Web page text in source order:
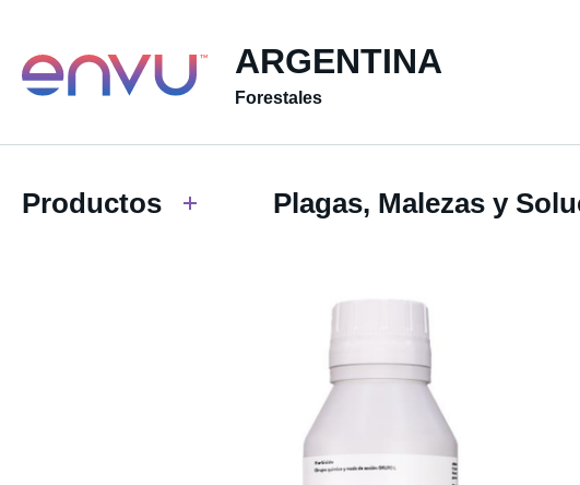
ARGENTINA
Forestales
Productos Plagas, Malezas y